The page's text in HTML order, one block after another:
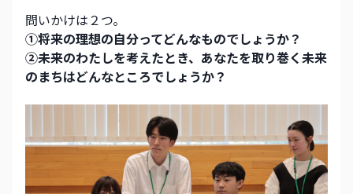
問いかけは２つ。
①将来の理想の自分ってどんなものでしょうか？
②未来のわたしを考えたとき、あなたを取り巻く未来
のまちはどんなところでしょうか？